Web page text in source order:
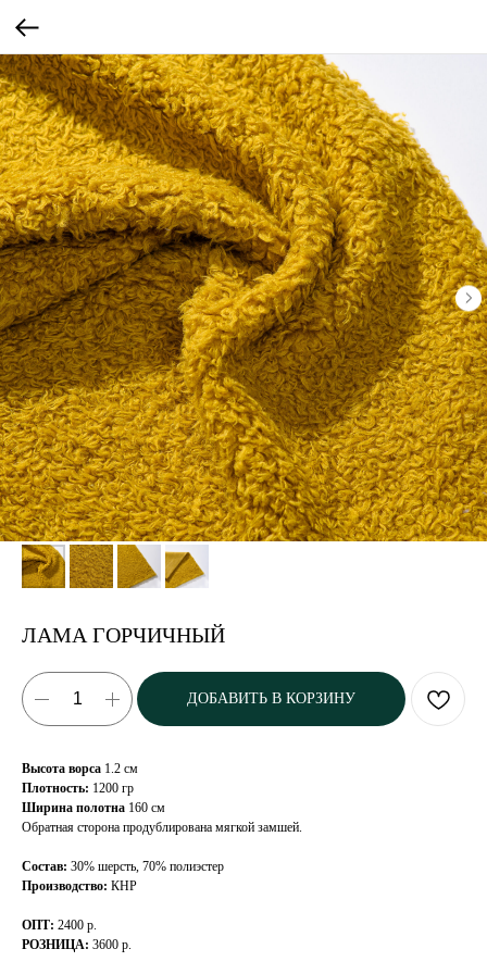
ЛАМА ГОРЧИЧНЫЙ
ДОБАВИТЬ В КОРЗИНУ
Высота ворса 1.2 см
Плотность: 1200 гр
Ширина полотна 160 см
Обратная сторона продублирована мягкой замшей.
Состав: 30% шерсть, 70% полиэстер
Производство: КНР
ОПТ: 2400 р.
РОЗНИЦА: 3600 р.